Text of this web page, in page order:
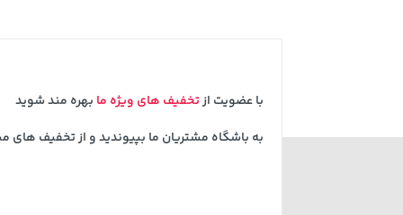
با عضویت ازتخفیف های ویژه ما بهره مند شوید
به باشگاه مشتریان ما بپیوندید و از تخفیف های